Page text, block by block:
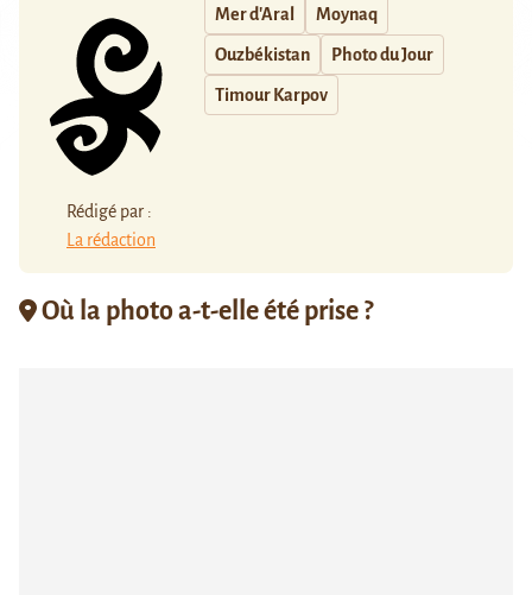
Rédigé par :
La rédaction
Mer d'Aral Moynaq
Ouzbékistan Photo du Jour
Timour Karpov
Où la photo a-t-elle été prise ?